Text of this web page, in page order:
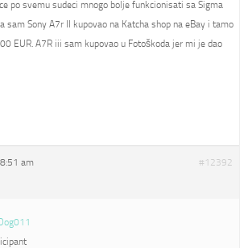
po svemu sudeci mnogo bolje funkcionisati sa Sigma
sam Sony A7r II kupovao na Katcha shop na eBay i tamo
EUR. A7R iii sam kupovao u Fotoškoda jer mi je dao
am #12392